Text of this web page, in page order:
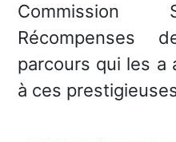
Commission
Récompenses
parcours qui les a
à ces